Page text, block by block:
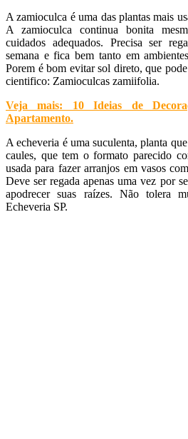
A zamioculca é uma das plantas mais
A zamioculca continua bonita
cuidados adequados. Precisa ser
semana e fica bem tanto em
Porem é bom evitar sol direto, que
cientifico: Zamioculcas zamiifolia.
Veja mais: 10 Ideias de
Apartamento.
A echeveria é uma suculenta, planta
caules, que tem o formato parecido
usada para fazer arranjos em vasos
Deve ser regada apenas uma vez por
apodrecer suas raízes. Não tolera
Echeveria SP.